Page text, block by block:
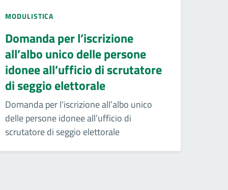
MODULISTICA
Domanda per l’iscrizione
all’albo unico delle persone
idonee all’ufficio di scrutatore
di seggio elettorale
Domanda per l’iscrizione all’albo unico
delle persone idonee all’ufficio di
scrutatore di seggio elettorale